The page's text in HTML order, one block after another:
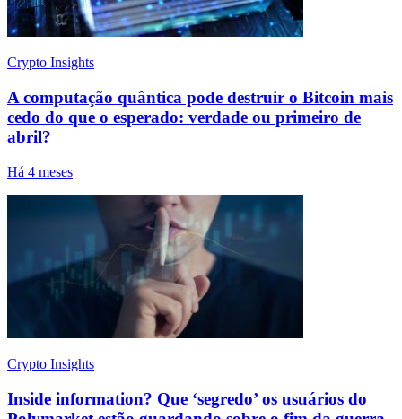
Crypto Insights
A computação quântica pode destruir o Bitcoin mais
cedo do que o esperado: verdade ou primeiro de
abril?
Há 4 meses
Crypto Insights
Inside information? Que ‘segredo’ os usuários do